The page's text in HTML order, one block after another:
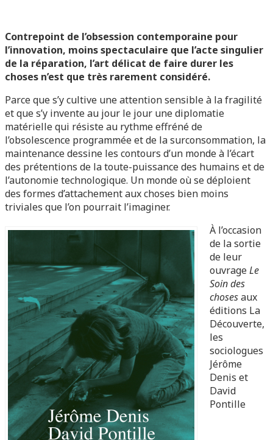
Contrepoint de l’obsession contemporaine pour
l’innovation, moins spectaculaire que l’acte singulier
de la réparation, l’art délicat de faire durer les
choses n’est que très rarement considéré.
Parce que s’y cultive une attention sensible à la fragilité
et que s’y invente au jour le jour une diplomatie
matérielle qui résiste au rythme effréné de
l’obsolescence programmée et de la surconsommation, la
maintenance dessine les contours d’un monde à l’écart
des prétentions de la toute-puissance des humains et de
l’autonomie technologique. Un monde où se déploient
des formes d’attachement aux choses bien moins
triviales que l’on pourrait l’imaginer.
À l’occasion
de la sortie
de leur
ouvrageLe
Soin des
chosesaux
éditions La
Découverte,
les
sociologues
Jérôme
Denis et
David
Pontille